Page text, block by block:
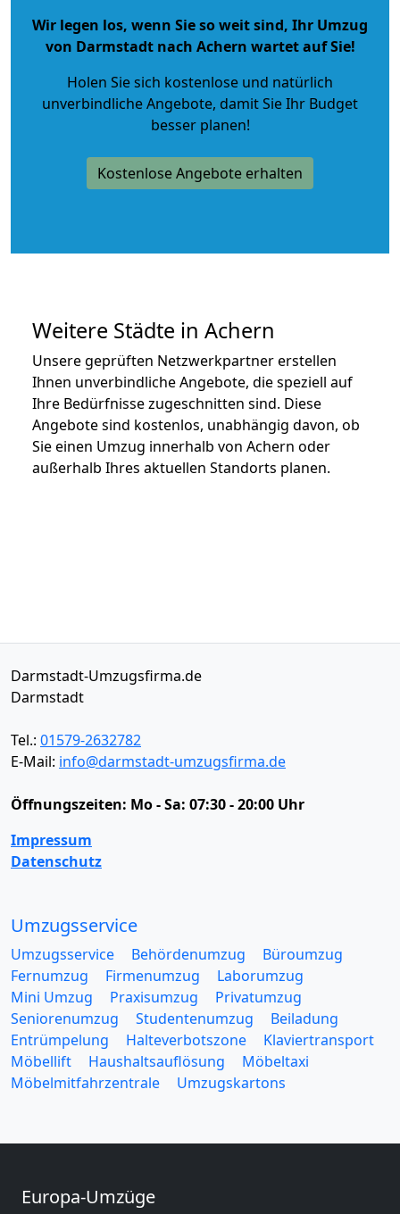
Wir legen los, wenn Sie so weit sind, Ihr Umzug
von Darmstadt nach Achern wartet auf Sie!
Holen Sie sich kostenlose und natürlich
unverbindliche Angebote, damit Sie Ihr Budget
besser planen!
Kostenlose Angebote erhalten
Weitere Städte in Achern
Unsere geprüften Netzwerkpartner erstellen
Ihnen unverbindliche Angebote, die speziell auf
Ihre Bedürfnisse zugeschnitten sind. Diese
Angebote sind kostenlos, unabhängig davon, ob
Sie einen Umzug innerhalb von Achern oder
außerhalb Ihres aktuellen Standorts planen.
Darmstadt-Umzugsfirma.de
Darmstadt
Tel.: 01579-2632782
E-Mail: info@darmstadt-umzugsfirma.de
Öffnungszeiten: Mo - Sa: 07:30 - 20:00 Uhr
Impressum
Datenschutz
Umzugsservice
Umzugsservice Behördenumzug
Büroumzug
Fernumzug
Firmenumzug
Laborumzug
Mini Umzug
Praxisumzug
Privatumzug
Seniorenumzug
Studentenumzug
Beiladung
Entrümpelung
Halteverbotszone
Klaviertransport
Möbellift
Haushaltsauflösung
Möbeltaxi
Möbelmitfahrzentrale
Umzugskartons
Europa-Umzüge